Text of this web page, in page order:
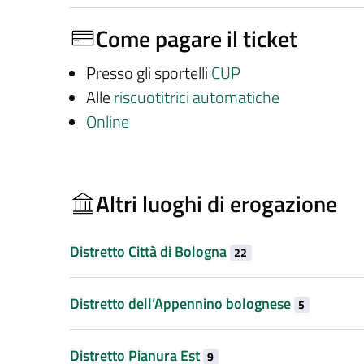
Come pagare il ticket
Presso gli sportelli CUP
Alleriscuotitrici automatiche
Online
Altri luoghi di erogazione
Distretto Città di Bologna 22
Distretto dell’Appennino bolognese 5
Distretto Pianura Est 9